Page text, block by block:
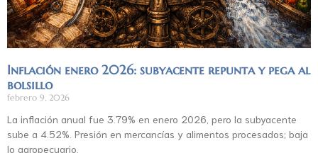
Inflación enero 2026: subyacente repunta y pega al
bolsillo
febrero 9, 2026
La inflación anual fue 3.79% en enero 2026, pero la subyacente
sube a 4.52%. Presión en mercancías y alimentos procesados; baja
lo agropecuario.